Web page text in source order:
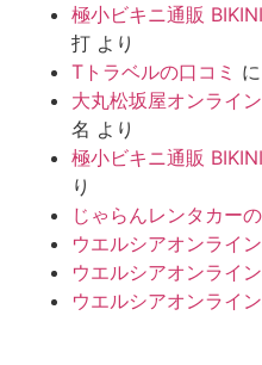
極小ビキニ通販
打 より
Tトラベルの口コミ に
大丸松坂屋オンライ
名 より
極小ビキニ通販
り
じゃらんレンタカー
ウエルシアオンライ
ウエルシアオンライ
ウエルシアオンライ